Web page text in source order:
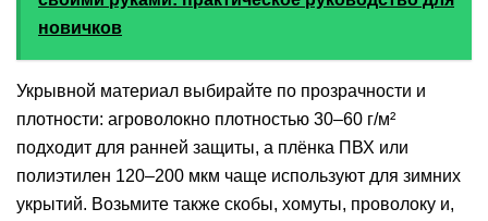
новичков
Укрывной материал выбирайте по прозрачности и
плотности: агроволокно плотностью 30–60 г/м²
подходит для ранней защиты, а плёнка ПВХ или
полиэтилен 120–200 мкм чаще используют для зимних
укрытий. Возьмите также скобы, хомуты, проволоку и,